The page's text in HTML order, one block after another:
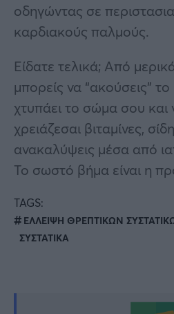
οδηγώντας σε
καρδιακούς παλμούς.
Είδατε τελικά; Από
μπορείς να “ακούσεις”
χτυπάει το σώμα σου και
χρειάζεσαι βιταμίνες,
ανακαλύψεις μέσα από
Το σωστό βήμα είναι η
TAGS:
ΕΛΛΕΙΨΗ ΘΡΕΠΤΙΚΩΝ
ΣΥΣΤΑΤΙΚΑ